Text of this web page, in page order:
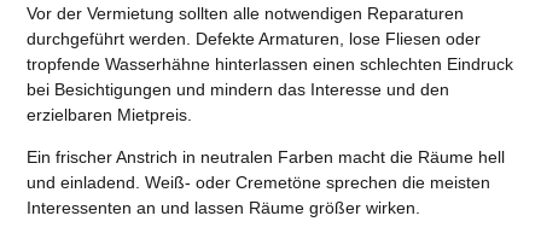
Vor der Vermietung sollten alle notwendigen Reparaturen
durchgeführt werden. Defekte Armaturen, lose Fliesen oder
tropfende Wasserhähne hinterlassen einen schlechten Eindruck
bei Besichtigungen und mindern das Interesse und den
erzielbaren Mietpreis.
Ein frischer Anstrich in neutralen Farben macht die Räume hell
und einladend. Weiß- oder Cremetöne sprechen die meisten
Interessenten an und lassen Räume größer wirken.